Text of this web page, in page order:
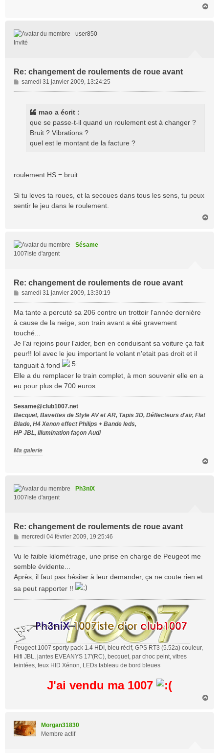
user850
Invité
Re: changement de roulements de roue avant
M
e
samedi 31 janvier 2009, 13:24:25
mao a écrit :
que se passe-t-il quand un roulement est à changer ?
Bruit ? Vibrations ?
quel est le montant de la facture ?
roulement HS = bruit.
Si tu leves ta roues, et la secoues dans tous les sens, tu peux
sentir le jeu dans le roulement.
Sésame
1007iste d'argent
Re: changement de roulements de roue avant
M
e
s
g
e
samedi 31 janvier 2009, 13:30:19
Ma tante a percuté sa 206 contre un trottoir l'année dernière
à cause de la neige, son train avant a été gravement
touché...
Je l'ai rejoins pour l'aider, ben en conduisant sa voiture ça fait
peur!! lol avec le jeu important le volant n'etait pas droit et il
tanguait à fond
Elle a du remplacer le train complet, à mon souvenir elle en a
eu pour plus de 700 euros...
Sesame@club1007.net
Becquet, Bavettes de Style AV et AR, Tapis 3D, Déflecteurs d'air, Flat
Blade, H4 Xenon effect Philips + Bande leds,
HP JBL, Illumination façon Audi
Ma galerie
Ph3niX
1007iste d'argent
Re: changement de roulements de roue avant
M
e
s
g
e
mercredi 04 février 2009, 19:25:46
Vu le faible kilométrage, une prise en charge de Peugeot me
semble évidente...
Après, il faut pas hésiter à leur demander, ça ne coute rien et
sa peut rapporter !!
Peugeot 1007 sporty pack 1.4 HDI, bleu récif, GPS RT3 (5.52a) couleur,
Hifi JBL, jantes EVEANYS 17'(RC), becquet, par choc peint, vitres
teintées, feux HID Xénon, LEDs tableau de bord bleues
J'ai vendu ma 1007
Morgan31830
Membre actif